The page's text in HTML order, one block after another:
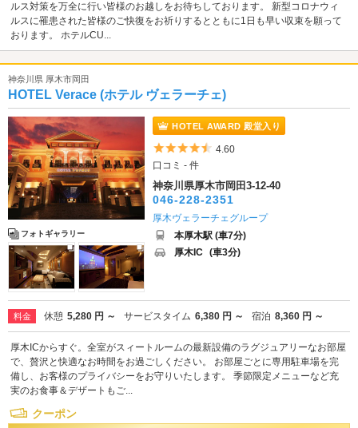
ルス対策を万全に行い皆様のお越しをお待ちしております。 新型コロナウィ
ルスに罹患された皆様のご快復をお祈りするとともに1日も早い収束を願って
おります。 ホテルCU...
神奈川県 厚木市岡田
HOTEL Verace (ホテル ヴェラーチェ)
フォトギャラリー
HOTEL AWARD 殿堂入り
5つ星のうち4.5
4.60
口コミ - 件
神奈川県厚木市岡田3-12-40
046-228-2351
厚木ヴェラーチェグループ
本厚木駅 (車7分)
厚木IC (車3分)
料金 休憩 5,280 円 ～ サービスタイム 6,380 円 ～ 宿泊 8,360 円 ～
厚木ICからすぐ。全室がスィートルームの最新設備のラグジュアリーなお部屋
で、贅沢と快適なお時間をお過ごしください。 お部屋ごとに専用駐車場を完
備し、お客様のプライバシーをお守りいたします。 季節限定メニューなど充
実のお食事＆デザートもご...
クーポン